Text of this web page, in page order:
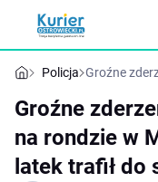
Policja Groźne
Groźne
na rondzie w
latek trafił do